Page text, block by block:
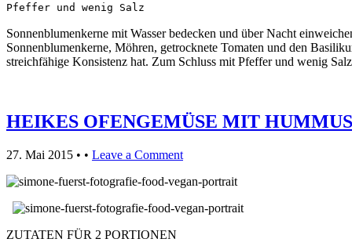
Pfeffer und wenig Salz
Sonnenblumenkerne mit Wasser bedecken und über Nacht
Sonnenblumenkerne, Möhren, getrocknete Tomaten und den
streichfähige Konsistenz hat. Zum Schluss mit Pfeffer und wenig
HEIKES OFENGEMÜSE MIT
27. Mai 2015 • • Leave a Comment
ZUTATEN FÜR 2 PORTIONEN